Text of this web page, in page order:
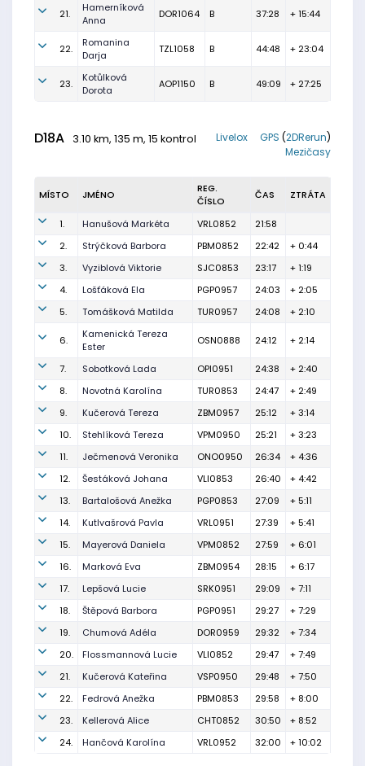
21.
Hamerníková
Anna
DOR1064 B 37:28 + 15:44
22.
Romanina
Darja
TZL1058 B 44:48 + 23:04
23.
Kotůlková
Dorota
AOP1150 B 49:09 + 27:25
D18A 3.10 km, 135 m, 15 kontrol GPS (2DRerun)
Livelox
Mezičasy
MÍSTO JMÉNO
REG.
ČÍSLO
ČAS ZTRÁTA
1. Hanušová Markéta VRL0852
21:58
2.
Strýčková Barbora PBM0852 22:42
+ 0:44
3.
Vyziblová Viktorie SJC0853 23:17
+ 1:19
4.
Lošťáková Ela PGP0957 24:03
+ 2:05
5.
Tomášková Matilda TUR0957 24:08 + 2:10
6.
Kamenická Tereza
Ester
OSN0888 24:12 + 2:14
7. Sobotková Lada OPI0951 24:38
+ 2:40
8.
Novotná Karolína TUR0853 24:47
+ 2:49
9.
Kučerová Tereza ZBM0957 25:12
+ 3:14
10.
Stehlíková Tereza VPM0950 25:21
+ 3:23
11.
Ječmenová Veronika ONO0950 26:34
+ 4:36
12.
Šestáková Johana VLI0853 26:40
+ 4:42
13.
Bartalošová Anežka PGP0853 27:09
+ 5:11
14.
Kutlvašrová Pavla VRL0951 27:39
+ 5:41
15.
Mayerová Daniela VPM0852 27:59
+ 6:01
16.
Marková Eva ZBM0954 28:15
+ 6:17
17.
Lepšová Lucie SRK0951 29:09
+ 7:11
18.
Štěpová Barbora PGP0951 29:27
+ 7:29
19.
Chumová Adéla DOR0959 29:32
+ 7:34
20.
Flossmannová Lucie VLI0852 29:47
+ 7:49
21.
Kučerová Kateřina VSP0950 29:48
+ 7:50
22.
Fedrová Anežka PBM0853 29:58
+ 8:00
23.
Kellerová Alice CHT0852 30:50
+ 8:52
24.
Hančová Karolína VRL0952 32:00 + 10:02